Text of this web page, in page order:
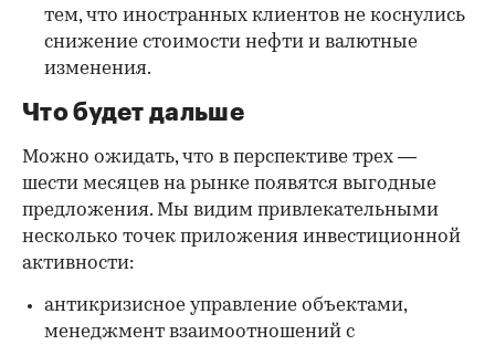
тем, что иностранных клиентов не коснулись
снижение стоимости нефти и валютные
изменения.
Что будет дальше
Можно ожидать, что в перспективе трех —
шести месяцев на рынке появятся выгодные
предложения. Мы видим привлекательными
несколько точек приложения инвестиционной
активности:
антикризисное управление объектами,
менеджмент взаимоотношений с